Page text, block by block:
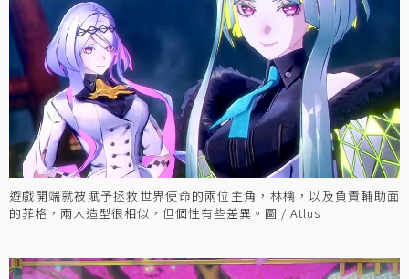
遊戲開端就被賦予拯救世界使命的兩位主角，林檎，以及負責輔助面
的菲格，兩人造型很相似，但個性有些差異。圖 / Atlus